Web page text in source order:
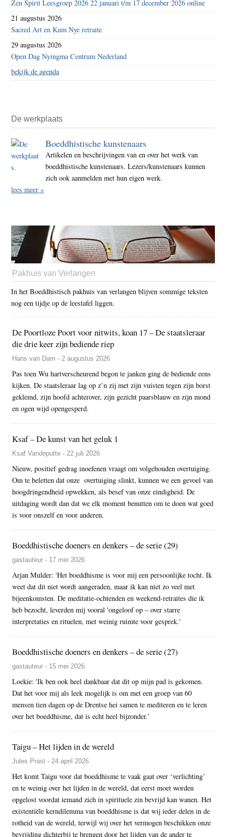
Zen Spirit Leesgroep 2026 22 januari t/m 17 december 2026 online
21 augustus 2026
Sacred Art en Kum Nye retraite
29 augustus 2026
Open Dag Nyingma Centrum Nederland
bekijk de agenda
De werkplaats
Boeddhistische kunstenaars
Artikelen en beschrijvingen van en over het werk van
boeddhistische kunstenaars. Lezers/kunstenaars kunnen
zich ook aanmelden met hun eigen werk.
lees meer »
Pakhuis van Verlangen
In het Boeddhistisch pakhuis van verlangen blijven sommige teksten
nog een tijdje op de leestafel liggen.
De Poortloze Poort voor nitwits, koan 17 – De staatsleraar
die drie keer zijn bediende riep
Hans van Dam - 2 augustus 2026
Pas toen Wu hartverscheurend begon te janken ging de bediende eens
kijken. De staatsleraar lag op z’n zij met zijn vuisten tegen zijn borst
geklemd, zijn hoofd achterover, zijn gezicht paarsblauw en zijn mond
en ogen wijd opengesperd.
Ksaf – De kunst van het geluk 1
Ksaf Vandeputte - 22 juli 2026
Nieuw, positief gedrag inoefenen vraagt om volgehouden overtuiging.
Om te beletten dat onze overtuiging slinkt, kunnen we een gevoel van
hoogdringendheid opwekken, als besef van onze eindigheid. De
uitdaging wordt dan dat we elk moment benutten om te doen wat goed
is voor onszelf en voor anderen.
Boeddhistische doeners en denkers – de serie (29)
gastauteur - 17 mei 2026
Arjan Mulder: 'Het boeddhisme is voor mij een persoonlijke tocht. Ik
weet dat dit niet wordt aangeraden, maar ik kan niet zo veel met
bijeenkomsten. De meditatie-ochtenden en weekend-retraites die ik
heb bezocht, leverden mij vooral 'ongeloof op – over starre
interpretaties en rituelen, met weinig ruimte voor gesprek.'
Boeddhistische doeners en denkers – de serie (27)
gastauteur - 15 mei 2026
Loekie: 'Ik ben ook heel dankbaar dat dit op mijn pad is gekomen.
Dat het voor mij als leek mogelijk is om met een groep van 60
mensen tien dagen op de Drentse hei samen te mediteren en te leren
over het boeddhisme, dat is echt heel bijzonder.’
Taigu – Het lijden in de wereld
Jules Prast - 24 april 2026
Het komt Taigu voor dat boeddhisme te vaak gaat over ‘verlichting’
en te weinig over het lijden in de wereld, dat eerst moet worden
opgelost voordat iemand zich in spirituele zin bevrijd kan wanen. Het
existentiële kerndilemma van boeddhisme is dat wij ieder delen in de
rotheid van de wereld, terwijl wij over het vermogen beschikken onze
bevrijding dichterbij te brengen door het lijden van de ander te